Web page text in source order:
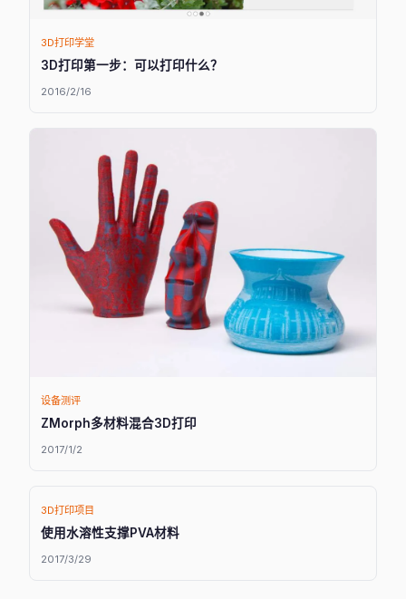
3D打印学堂
3D打印第一步：可以打印什么？
2016/2/16
设备测评
ZMorph多材料混合3D打印
2017/1/2
3D打印项目
使用水溶性支撑PVA材料
2017/3/29